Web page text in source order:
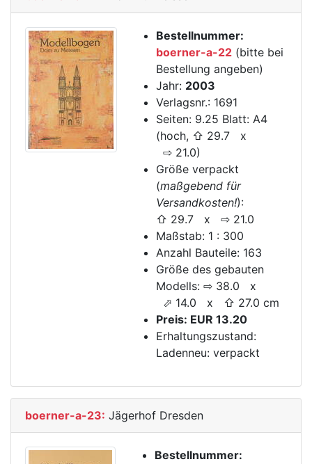
Bestellnummer:
boerner-a-22 (bitte bei
Bestellung angeben)
Jahr: 2003
Verlagsnr.: 1691
Seiten: 9.25 Blatt: A4
(hoch, ⇧ 29.7 x
⇨ 21.0)
Größe verpackt
(maßgebend für
Versandkosten!):
⇧ 29.7 x ⇨ 21.0
Maßstab: 1 : 300
Anzahl Bauteile: 163
Größe des gebauten
Modells: ⇨ 38.0 x
⬀ 14.0 x ⇧ 27.0 cm
Preis: EUR 13.20
Erhaltungszustand:
Ladenneu: verpackt
boerner-a-23: Jägerhof Dresden
Bestellnummer: